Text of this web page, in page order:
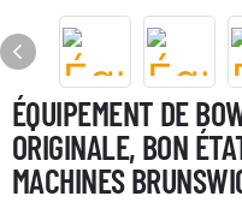
ÉQUIPEMENT DE
ORIGINALE, BON
MACHINES